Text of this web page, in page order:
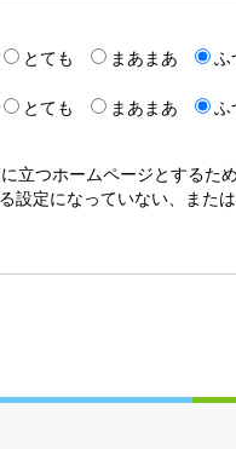
とても まあまあ ふ
とても まあまあ ふ
立つホームページとするた
定になっていない、また